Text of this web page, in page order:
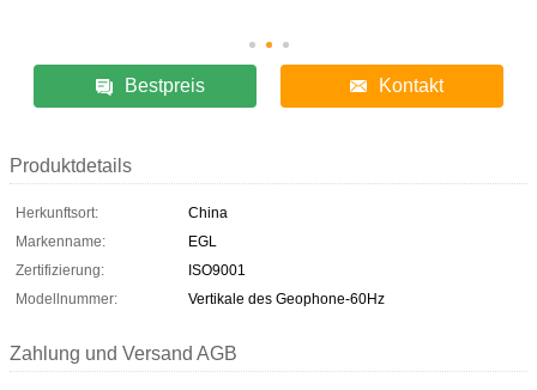
Bestpreis Kontakt
Produktdetails
Herkunftsort:
China
Markenname:
EGL
Zertifizierung:
ISO9001
Modellnummer:
Vertikale des Geophone-60Hz
Zahlung und Versand AGB